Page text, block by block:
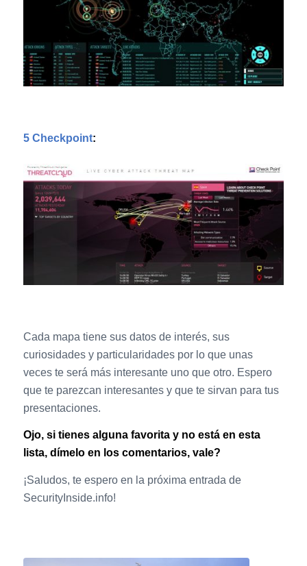
5 Checkpoint:
Cada mapa tiene sus datos de interés, sus
curiosidades y particularidades por lo que unas
veces te será más interesante uno que otro. Espero
que te parezcan interesantes y que te sirvan para tus
presentaciones.
Ojo, si tienes alguna favorita y no está en esta
lista, dímelo en los comentarios, vale?
¡Saludos, te espero en la próxima entrada de
SecurityInside.info!